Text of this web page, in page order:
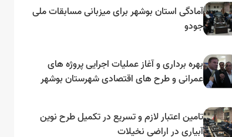
آمادگی استان بوشهر برای میزبانی مسابقات ملی
جودو
بهره برداری و آغاز عملیات اجرایی پروژه های
عمرانی و طرح های اقتصادی شهرستان بوشهر
تامین اعتبار لازم و تسریع در تکمیل طرح نوین
آبیاری در اراضی نخیلات